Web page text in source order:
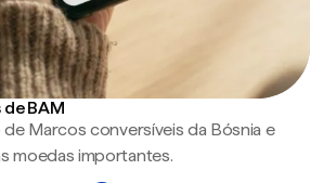
BAM
de Marcos conversíveis da Bósnia e
moedas importantes.